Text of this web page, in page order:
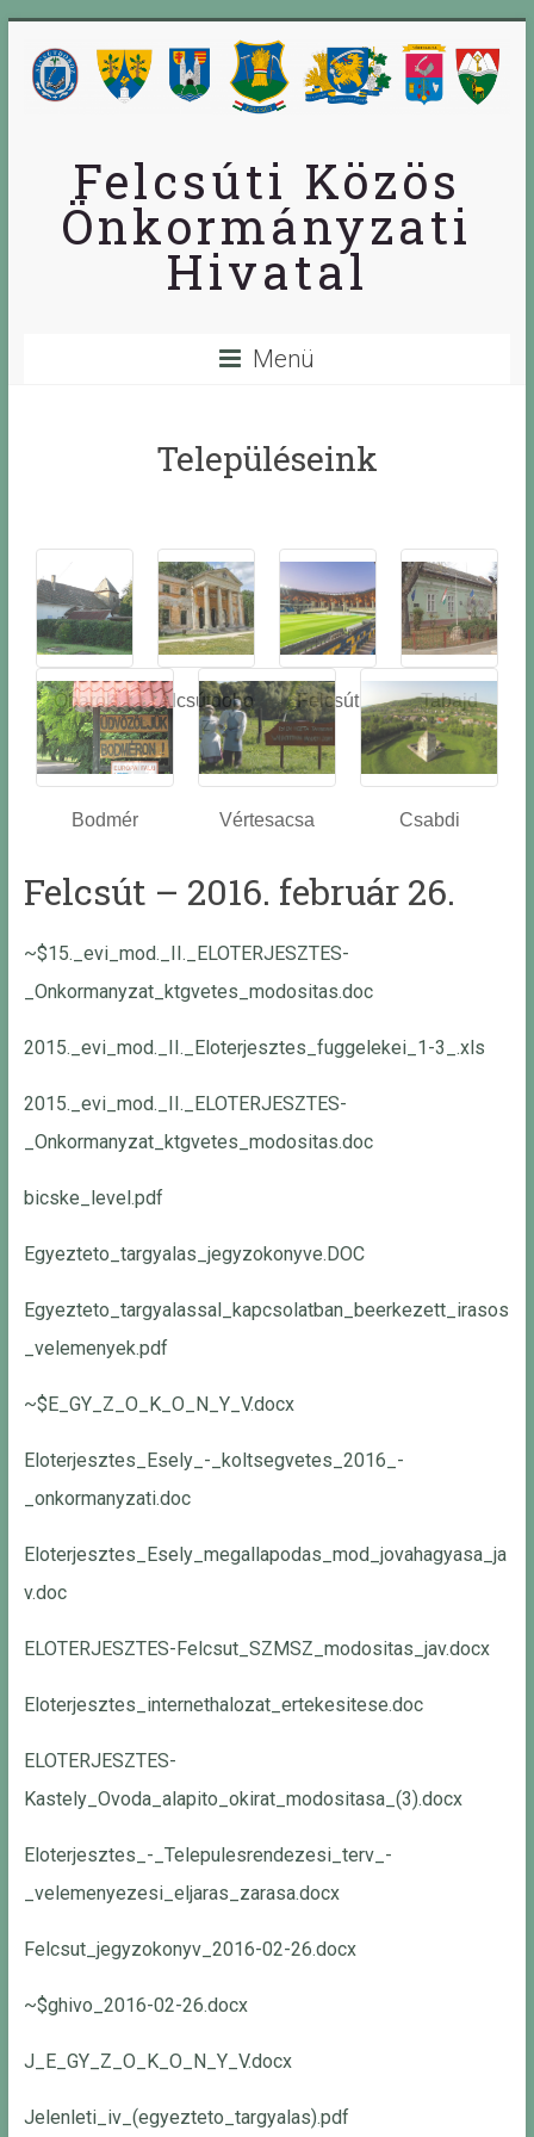
Felcsúti Közös
Önkormányzati
Hivatal
Menü
Településeink
Óbarok
Alcsútdobo
z
Felcsút Tabajd
Bodmér Vértesacsa Csabdi
Felcsút – 2016. február 26.
~$15._evi_mod._II._ELOTERJESZTES-
_Onkormanyzat_ktgvetes_modositas.doc
2015._evi_mod._II._Eloterjesztes_fuggelekei_1-3_.xls
2015._evi_mod._II._ELOTERJESZTES-
_Onkormanyzat_ktgvetes_modositas.doc
bicske_level.pdf
Egyezteto_targyalas_jegyzokonyve.DOC
Egyezteto_targyalassal_kapcsolatban_beerkezett_irasos
_velemenyek.pdf
~$E_GY_Z_O_K_O_N_Y_V.docx
Eloterjesztes_Esely_-_koltsegvetes_2016_-
_onkormanyzati.doc
Eloterjesztes_Esely_megallapodas_mod_jovahagyasa_ja
v.doc
ELOTERJESZTES-Felcsut_SZMSZ_modositas_jav.docx
Eloterjesztes_internethalozat_ertekesitese.doc
ELOTERJESZTES-
Kastely_Ovoda_alapito_okirat_modositasa_(3).docx
Eloterjesztes_-_Telepulesrendezesi_terv_-
_velemenyezesi_eljaras_zarasa.docx
Felcsut_jegyzokonyv_2016-02-26.docx
~$ghivo_2016-02-26.docx
J_E_GY_Z_O_K_O_N_Y_V.docx
Jelenleti_iv_(egyezteto_targyalas).pdf